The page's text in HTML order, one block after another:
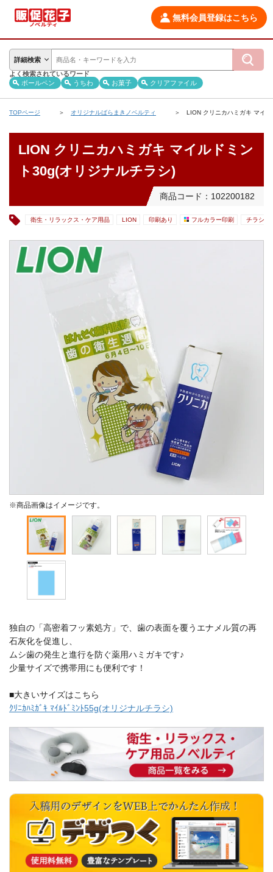
無料会員登録はこちら
詳細検索
よく検索されているワード
ボールペン
うちわ お菓子 クリアファイル
TOPページ オリジナルばらまきノベルティ LION クリニカハミガキ マイ
LION クリニカハミガキ マイルドミン
ト30g(オリジナルチラシ)
商品コード：102200182
衛生・リラックス・ケア用品 LION 印刷あり フルカラー印刷 チラシ入
※商品画像はイメージです。
独自の「高密着フッ素処方」で、歯の表面を覆うエナメル質の再
石灰化を促進し、
ムシ歯の発生と進行を防ぐ薬用ハミガキです♪
少量サイズで携帯用にも便利です！
■大きいサイズはこちら
ｸﾘﾆｶﾊﾐｶﾞｷ ﾏｲﾙﾄﾞﾐﾝﾄ55g(オリジナルチラシ)